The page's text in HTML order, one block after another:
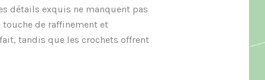
détails exquis ne manquent pas
de raffinement et
tandis que les crochets offrent